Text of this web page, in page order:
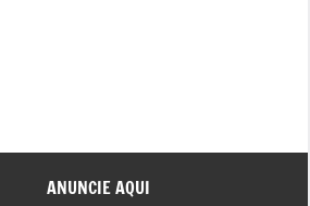
ANUNCIE AQUI